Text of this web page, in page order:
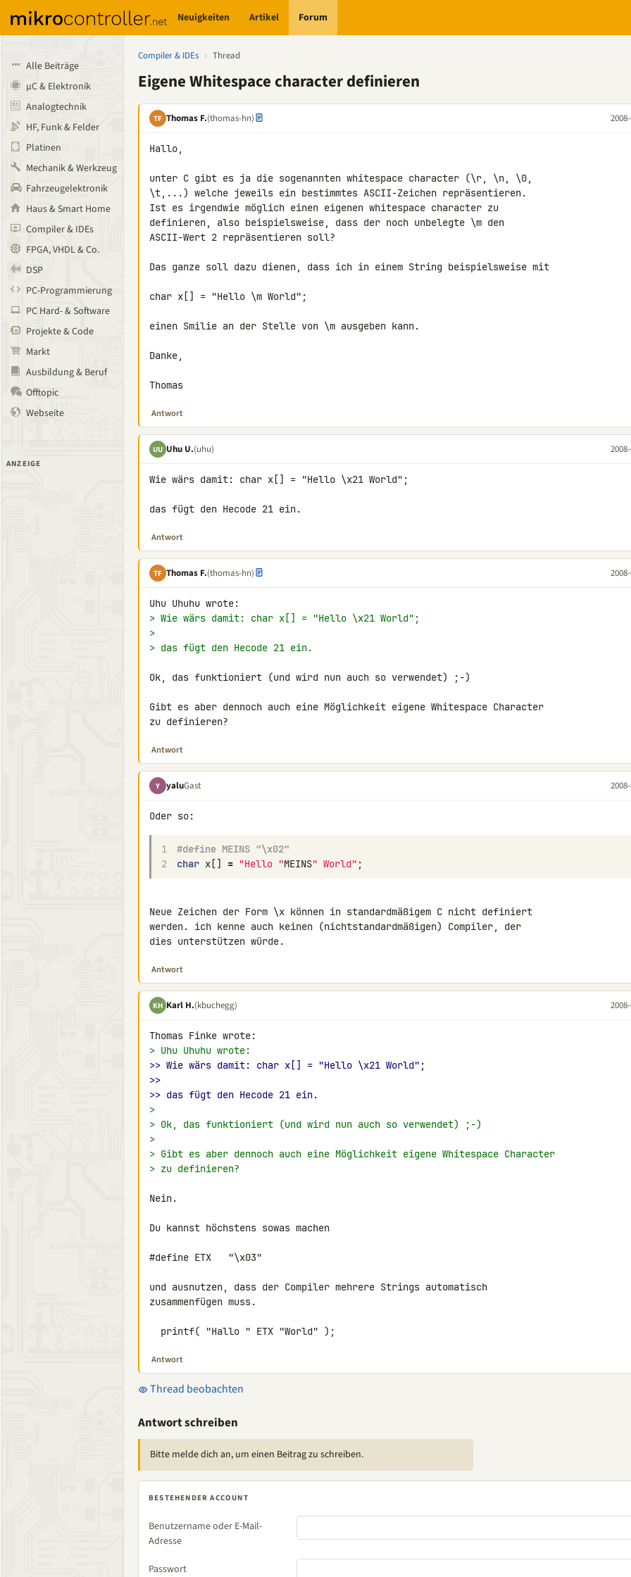
Neuigkeiten Artikel Forum
Alle Beiträge
µC & Elektronik
Analogtechnik
HF, Funk & Felder
Platinen
Mechanik & Werkzeug
Fahrzeugelektronik
Haus & Smart Home
Compiler & IDEs
FPGA, VHDL & Co.
DSP
PC-Programmierung
PC Hard- & Software
Projekte & Code
Markt
Ausbildung & Beruf
Offtopic
Webseite
ANZEIGE
Compiler & IDEs › Thread
Eigene Whitespace character definieren
TF Thomas F.(thomas-hn)
Hallo,
unter C gibt es ja die sogenannten whitespace character (\r, \n, \0,
\t,...) welche jeweils ein bestimmtes ASCII-Zeichen repräsentieren.
Ist es irgendwie möglich einen eigenen whitespace character zu
definieren, also beispielsweise, dass der noch unbelegte \m den
ASCII-Wert 2 repräsentieren soll?
Das ganze soll dazu dienen, dass ich in einem String beispielsweise mit
char x[] = "Hello \m World";
einen Smilie an der Stelle von \m ausgeben kann.
Danke,
Thomas
Antwort
UU Uhu U.(uhu)
Wie wärs damit: char x[] = "Hello \x21 World";
das fügt den Hecode 21 ein.
Antwort
TF Thomas F.(thomas-hn)
> Wie wärs damit: char x[] = "Hello \x21 World";
>
> das fügt den Hecode 21 ein.
Ok, das funktioniert (und wird nun auch so verwendet) ;-)
Gibt es aber dennoch auch eine Möglichkeit eigene Whitespace Character
zu definieren?
Antwort
Y yaluGast
1
#define MEINS "\x02"
2
char x [] = "Hello "MEINS" World" ;
Neue Zeichen der Form \x können in standardmäßigem C nicht definiert
werden. ich kenne auch keinen (nichtstandardmäßigen) Compiler, der
dies unterstützen würde.
Antwort
KH Karl H.(kbuchegg)
> Uhu Uhuhu wrote:
>> Wie wärs damit: char x[] = "Hello \x21 World";
>>
>> das fügt den Hecode 21 ein.
>
> Ok, das funktioniert (und wird nun auch so verwendet) ;-)
>
> Gibt es aber dennoch auch eine Möglichkeit eigene Whitespace Character
> zu definieren?
Nein.
Du kannst höchstens sowas machen
#define ETX   "\x03"
und ausnutzen, dass der Compiler mehrere Strings automatisch
zusammenfügen muss.
  printf( "Hallo " ETX "World" );
Antwort
Thread beobachten
Antwort schreiben
Bitte melde dich an, um einen Beitrag zu schreiben.
BESTEHENDER ACCOUNT
Benutzername oder E-Mail-
Adresse
Passwort